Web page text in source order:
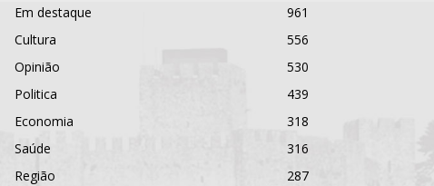
Em destaque
961
Cultura
556
Opinião
530
Politica
439
Economia
318
Saúde
316
Região
287